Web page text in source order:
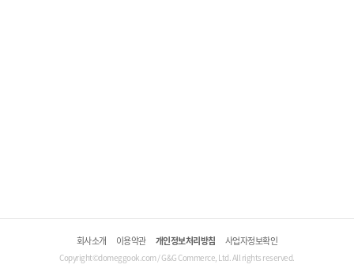
회사소개 이용약관 개인정보처리방침 사업자정보확인
Copyright©domeggook.com / G&G Commerce, Ltd. All rights reserved.